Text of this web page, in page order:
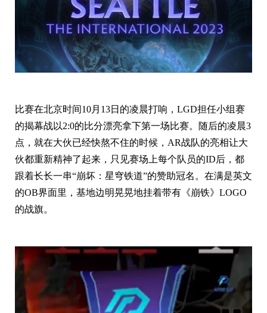
比赛在北京时间10月13日的凌晨打响，LGD担任小组赛
的揭幕战以2:0的比分漂亮拿下第一场比赛。随后的凌晨3
点，就在大伙已经快熬不住的时候，AR战队的亮相让大
伙都重新精神了起来，只见赛场上每个队员的ID后，都
跟着长长一串“崩坏：星穹铁道”的赞助冠名。在满是英文
的OB界面里，基地边明晃晃地挂着带有《崩铁》LOGO
的战旗。